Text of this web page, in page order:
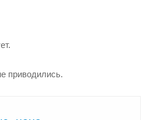
приводились.